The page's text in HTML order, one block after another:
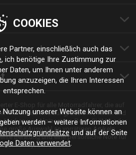
Motorradbekleidung, Zubehör, Teilen und
wie Alpinestars, Revit, SHIMA oder
große Auswahl an vorrätigen Artikeln,
Beratung und eine persönliche Note für
Fahrt und jeden Stil.
COOKIES
Partner, einschließlich auch das
, ich benötige Ihre Zustimmung zur
Daten, um Ihnen unter anderem
anzuzeigen, die Ihren Interessen
entsprechen.
unserer Website können an
werden – weitere Informationen
und auf der Seite
Daten verwendet.